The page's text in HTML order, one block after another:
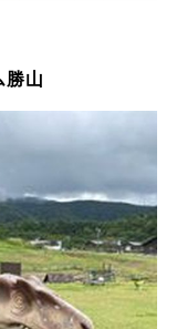
勝山